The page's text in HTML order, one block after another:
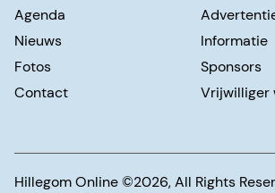
Agenda
Nieuws
Fotos
Contact
Informatie
Sponsors
Vrijwilliger
Hillegom Online ©️2026, All Rights